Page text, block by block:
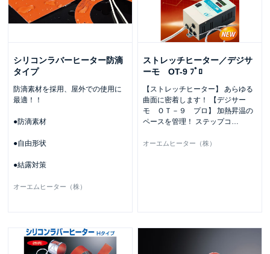
シリコンラバーヒーター防滴
タイプ
防滴素材を採用、屋外での使用に
最適！！
●防滴素材
●自由形状
●結露対策
オーエムヒーター（株）
ストレッチヒーター／デジサ
ーモ OT-9 ﾌﾟﾛ
【ストレッチヒーター】 あらゆる
曲面に密着します！ 【デジサー
モ ＯＴ－９ プロ】 加熱昇温の
ペースを管理！ ステップコ …
オーエムヒーター（株）